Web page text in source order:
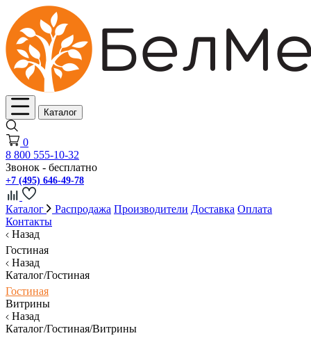
Каталог
0
8 800 555-10-32
Звонок - бесплатно
+7 (495) 646-49-78
Каталог Распродажа Производители Доставка Оплата
Контакты
Назад
Гостиная
Назад
Каталог/Гостиная
Гостиная
Витрины
Назад
Каталог/Гостиная/Витрины